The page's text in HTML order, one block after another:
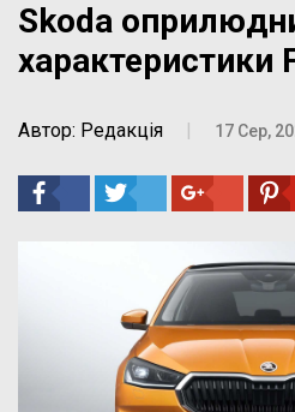
Skoda
характеристики
Автор: Редакція | 17 Сер,